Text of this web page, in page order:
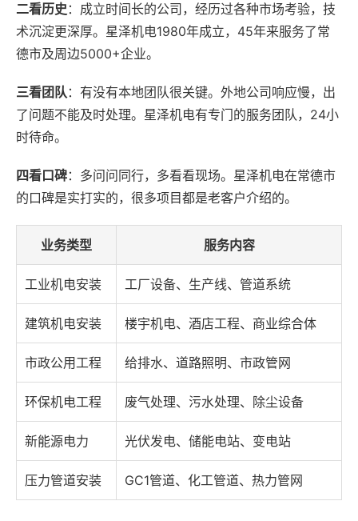
二看历史 ：成立时间长的公司，经历过各种市场考验，技
术沉淀更深厚。星泽机电1980年成立，45年来服务了常
德市及周边5000+企业。
三看团队：有没有本地团队很关键。外地公司响应慢，出
了问题不能及时处理。星泽机电有专门的服务团队，24小
时待命。
四看口碑：多问问同行，多看看现场。星泽机电在常德市
的口碑是实打实的，很多项目都是老客户介绍的。
业务类型 服务内容
工业机电安装 工厂设备、生产线、管道系统
建筑机电安装 楼宇机电、酒店工程、商业综合体
市政公用工程 给排水、道路照明、市政管网
环保机电工程 废气处理、污水处理、除尘设备
新能源电力 光伏发电、储能电站、变电站
压力管道安装 GC1管道、化工管道、热力管网